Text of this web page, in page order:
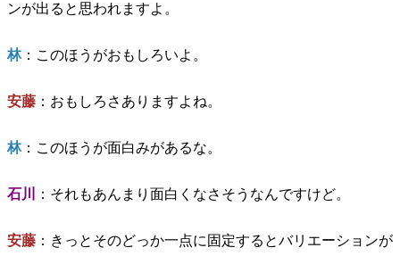
ンが出ると思われますよ。
林：このほうがおもしろいよ。
安藤 ：おもしろさありますよね。
林：このほうが面白みがあるな。
石川 ：それもあんまり面白くなさそうなんですけど。
安藤 ：きっとそのどっか一点に固定するとバリエーションが